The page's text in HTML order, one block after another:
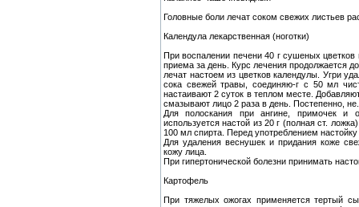
Головные боли лечат соком свежих листьев
Календула лекарственная (ноготки)
При воспалении печени 40 г сушеных цветков
приема за день. Курс лечения продолжается
лечат настоем из цветков календулы. Угри
сока свежей травы, соединяю-г с 50 мл
настаивают 2 суток в теплом месте.
смазывают лицо 2 раза в день. Постепенно,
Для полоскания при ангине, примочек и
используется настой из 20 г (полная ст.
100 мл спирта. Перед употреблением настойку
Для удаления веснушек и придания коже
кожу лица.
При гипертонической болезни принимать
Картофель
При тяжелых ожогах применяется тертый